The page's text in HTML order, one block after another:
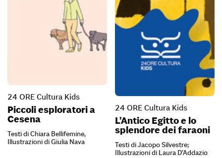
24 ORE Cultura Kids
Piccoli esploratori a
Cesena
Testi di Chiara Bellifemine,
Illustrazioni di Giulia Nava
24 ORE Cultura Kids
L’Antico Egitto e lo
splendore dei faraoni
Testi di Jacopo Silvestre;
Illustrazioni di Laura D’Addazio